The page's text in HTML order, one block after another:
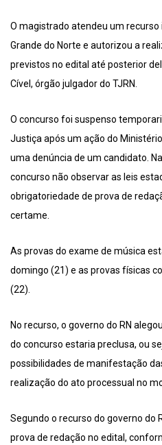
O magistrado atendeu um
Grande do Norte e autorizou a
previstos no edital até posterior
Cível, órgão julgador do TJRN.
O concurso foi suspenso
Justiça após um ação do
uma denúncia de um candidato.
concurso não observar as leis
obrigatoriedade de prova de
certame.
As provas do exame de música
domingo (21) e as provas físicas
(22).
No recurso, o governo do RN
do concurso estaria preclusa, ou
possibilidades de manifestação
realização do ato processual no
Segundo o recurso do governo do
prova de redação no edital,